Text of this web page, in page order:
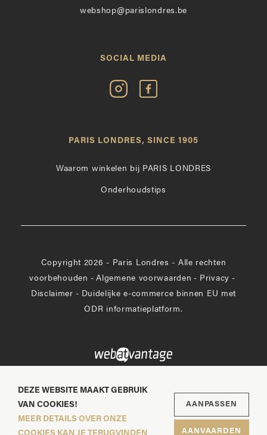
webshop@parislondres.be
SOCIAL MEDIA
Volg
Paris
Instagram
Vind
op
PARIS LONDRES, SINCE 1905
Waarom winkelen bij PARIS LONDRES
Onderhoudstips
Copyright 2026 - Paris Londres - Alle rechten
voorbehouden - Algemene voorwaarden - Privacy -
Disclaimer - Duidelijke e-commerce binnen EU met
ODR informatieplatform.
DEZE WEBSITE MAAKT GEBRUIK
VAN COOKIES!
MEER DETAILS OVER ONZE
AANPASSEN
AANVAARDEN